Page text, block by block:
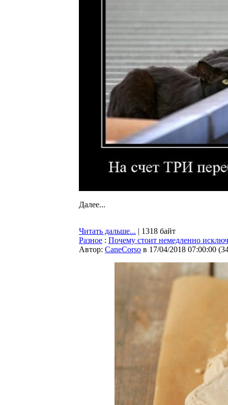
Далее...
Читать дальше... | 1318 байт
Разное : Почему стоит немедленно
Автор: CaneCorso в 17/04/2018 07:00:00 (